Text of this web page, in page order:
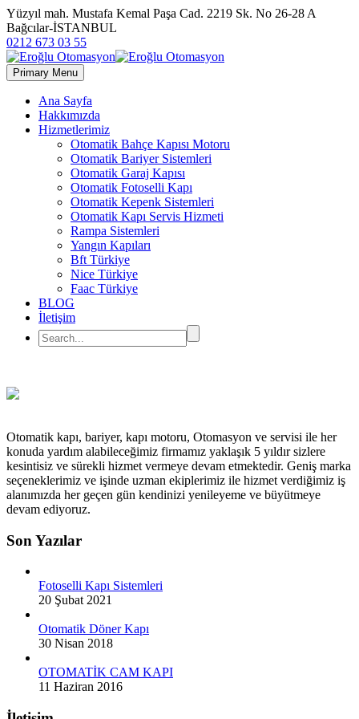
Yüzyıl mah. Mustafa Kemal Paşa Cad. 2219 Sk. No 26-28 A
Bağcılar-İSTANBUL
0212 673 03 55
Primary Menu
Ana Sayfa
Hakkımızda
Hizmetlerimiz
Otomatik Bahçe Kapısı Motoru
Otomatik Bariyer Sistemleri
Otomatik Garaj Kapısı
Otomatik Fotoselli Kapı
Otomatik Kepenk Sistemleri
Otomatik Kapı Servis Hizmeti
Rampa Sistemleri
Yangın Kapıları
Bft Türkiye
Nice Türkiye
Faac Türkiye
BLOG
İletişim
Otomatik kapı, bariyer, kapı motoru, Otomasyon ve servisi ile her
konuda yardım alabileceğimiz firmamız yaklaşık 5 yıldır sizlere
kesintisiz ve sürekli hizmet vermeye devam etmektedir. Geniş marka
seçeneklerimiz ve işinde uzman ekiplerimiz ile hizmet verdiğimiz iş
alanımızda her geçen gün kendinizi yenileyeme ve büyütmeye
devam ediyoruz.
Son Yazılar
Fotoselli Kapı Sistemleri
20 Şubat 2021
Otomatik Döner Kapı
30 Nisan 2018
OTOMATİK CAM KAPI
11 Haziran 2016